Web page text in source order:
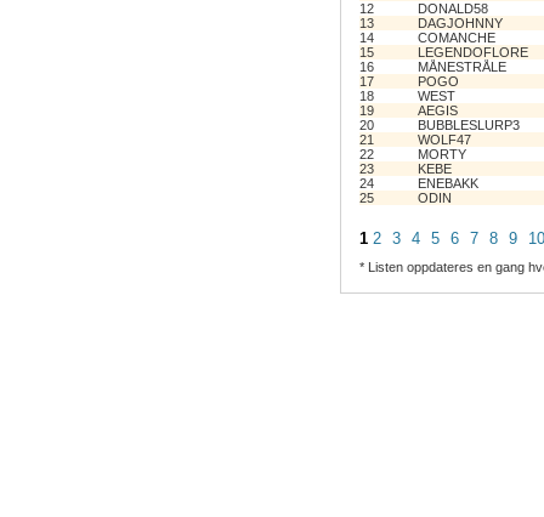
12
DONALD58
13
DAGJOHNNY
14
COMANCHE
15
LEGENDOFLORE
16
MÅNESTRÅLE
17
POGO
18
WEST
19
AEGIS
20
BUBBLESLURP3
21
WOLF47
22
MORTY
23
KEBE
24
ENEBAKK
25
ODIN
1 2 3 4 5 6 7 8 9 10
* Listen oppdateres en gang